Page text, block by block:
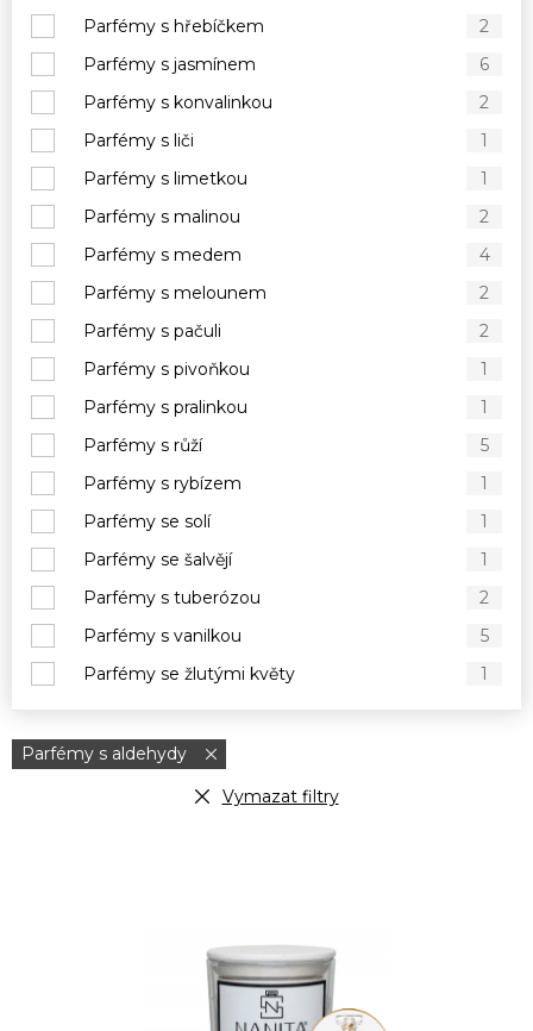
Parfémy s hřebíčkem
2
Parfémy s jasmínem
6
Parfémy s konvalinkou
2
Parfémy s liči
1
Parfémy s limetkou
1
Parfémy s malinou
2
Parfémy s medem
4
Parfémy s melounem
2
Parfémy s pačuli
2
Parfémy s pivoňkou
1
Parfémy s pralinkou
1
Parfémy s růží
5
Parfémy s rybízem
1
Parfémy se solí
1
Parfémy se šalvějí
1
Parfémy s tuberózou
2
Parfémy s vanilkou
5
Parfémy se žlutými květy
1
Parfémy s aldehydy
Vymazat filtry